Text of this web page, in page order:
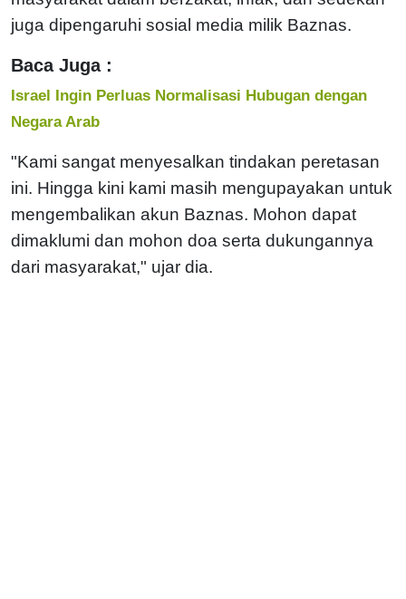
juga dipengaruhi sosial media milik Baznas.
Baca Juga :
Israel Ingin Perluas Normalisasi Hubugan dengan
Negara Arab
"Kami sangat menyesalkan tindakan peretasan
ini. Hingga kini kami masih mengupayakan untuk
mengembalikan akun Baznas. Mohon dapat
dimaklumi dan mohon doa serta dukungannya
dari masyarakat," ujar dia.